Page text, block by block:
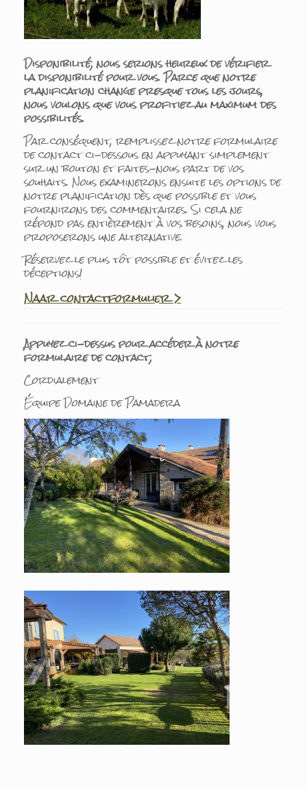
Disponibilité; nous serions heureux de vérifier
la disponibilité pour vous. Parce que notre
planification change presque tous les jours,
nous voulons que vous profitiez au maximum des
possibilités.
Par conséquent, remplissez notre formulaire
de contact ci-dessous en appuyant simplement
sur un bouton et faites-nous part de vos
souhaits. Nous examinerons ensuite les options de
notre planification dès que possible et vous
fournirons des commentaires. Si cela ne
répond pas entièrement à vos besoins, nous vous
proposerons une alternative.
Réservez le plus tôt possible et évitez les
déceptions!
Naar contactformulier >
Appuyez ci-dessus pour accéder à notre
formulaire de contact;
Cordialement
Équipe Domaine de Pamadera